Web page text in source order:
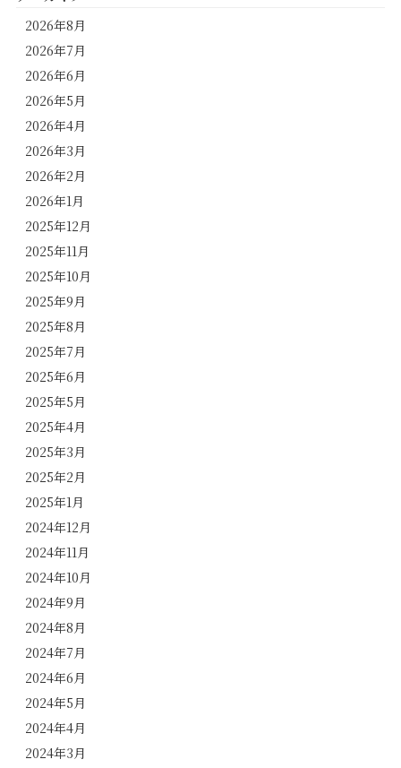
2026年8月
2026年7月
2026年6月
2026年5月
2026年4月
2026年3月
2026年2月
2026年1月
2025年12月
2025年11月
2025年10月
2025年9月
2025年8月
2025年7月
2025年6月
2025年5月
2025年4月
2025年3月
2025年2月
2025年1月
2024年12月
2024年11月
2024年10月
2024年9月
2024年8月
2024年7月
2024年6月
2024年5月
2024年4月
2024年3月